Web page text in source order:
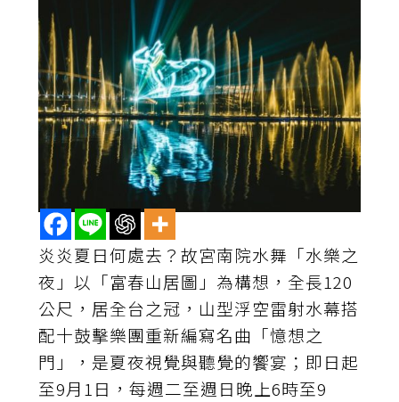
炎炎夏日何處去？故宮南院水舞「水樂之
夜」以「富春山居圖」為構想，全長120
公尺，居全台之冠，山型浮空雷射水幕搭
配十鼓擊樂團重新編寫名曲「憶想之
門」，是夏夜視覺與聽覺的饗宴；即日起
至9月1日，每週二至週日晚上6時至9